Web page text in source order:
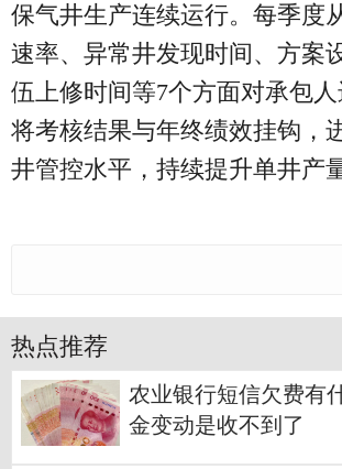
保气井生产连续运行。每季度
速率、异常井发现时间、方案
伍上修时间等7个方面对承包人
将考核结果与年终绩效挂钩，
井管控水平，持续提升单井产量
热点推荐
农业银行短信欠费有
金变动是收不到了